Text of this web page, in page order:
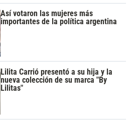
Así votaron las mujeres más
importantes de la política argentina
Lilita Carrió presentó a su hija y la
nueva colección de su marca "By
Lilitas"